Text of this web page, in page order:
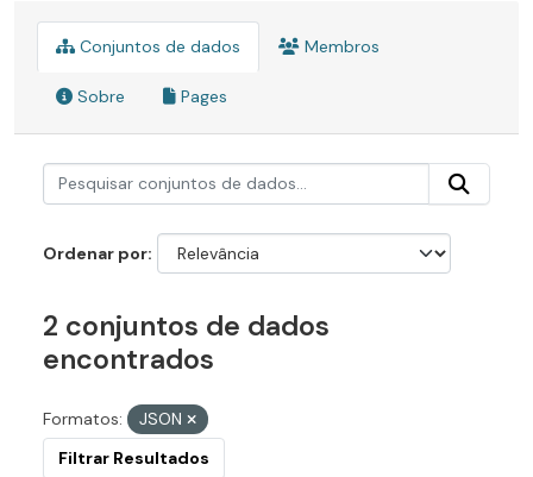
Conjuntos de dados Membros
Sobre Pages
Ordenar por
2 conjuntos de dados
encontrados
Formatos:
JSON
Filtrar Resultados